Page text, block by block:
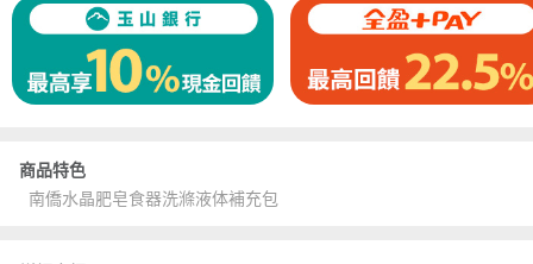
商品特色
南僑水晶肥皂食器洗滌液体補充包